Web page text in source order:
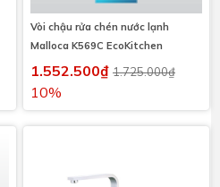
Vòi chậu rửa chén nước lạnh
Malloca K569C EcoKitchen
1.552.500₫ 1.725.000₫
10%